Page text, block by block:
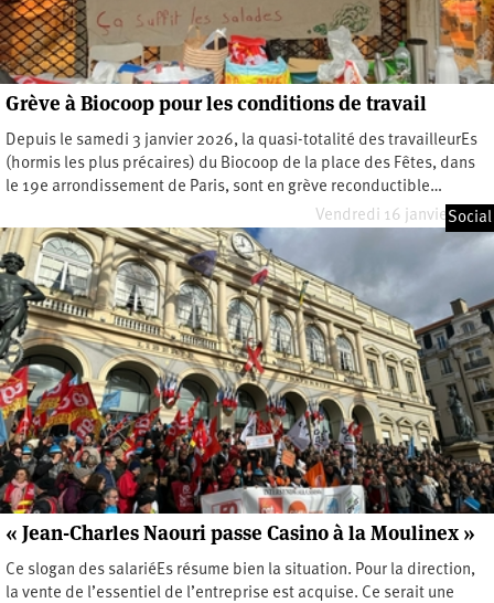
Grève à Biocoop pour les conditions de travail
Depuis le samedi 3 janvier 2026, la quasi-totalité des travailleurEs
(hormis les plus précaires) du Biocoop de la place des Fêtes, dans
le 19e arrondissement de Paris, sont en grève reconductible…
Vendredi 16 janvier 2026
Social
« Jean-Charles Naouri passe Casino à la Moulinex »
Ce slogan des salariéEs résume bien la situation. Pour la direction,
la vente de l’essentiel de l’entreprise est acquise. Ce serait une